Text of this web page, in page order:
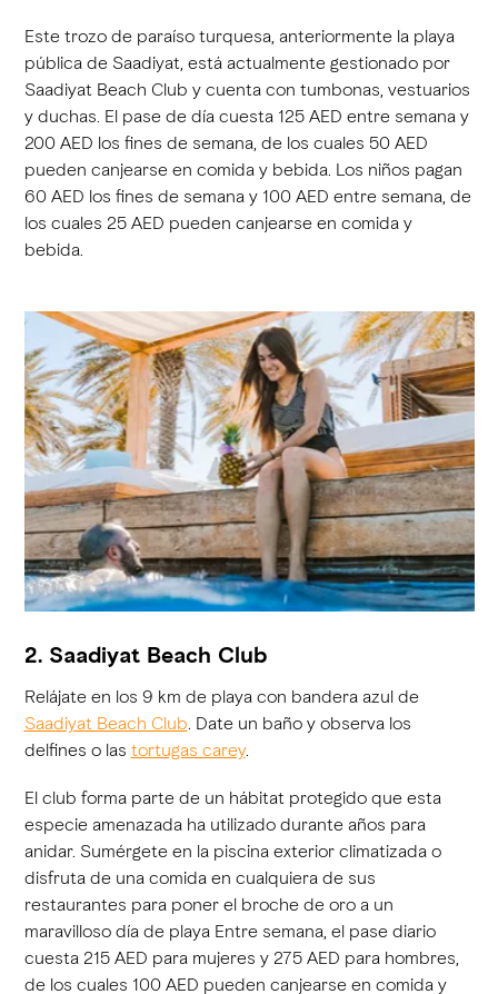
Este trozo de paraíso turquesa, anteriormente la playa
pública de Saadiyat, está actualmente gestionado por
Saadiyat Beach Club y cuenta con tumbonas, vestuarios
y duchas. El pase de día cuesta 125 AED entre semana y
200 AED los fines de semana, de los cuales 50 AED
pueden canjearse en comida y bebida. Los niños pagan
60 AED los fines de semana y 100 AED entre semana, de
los cuales 25 AED pueden canjearse en comida y
bebida.
2. Saadiyat Beach Club
Relájate en los 9 km de playa con bandera azul de
Saadiyat Beach Club. Date un baño y observa los
delfines o las tortugas carey.
El club forma parte de un hábitat protegido que esta
especie amenazada ha utilizado durante años para
anidar. Sumérgete en la piscina exterior climatizada o
disfruta de una comida en cualquiera de sus
restaurantes para poner el broche de oro a un
maravilloso día de playa Entre semana, el pase diario
cuesta 215 AED para mujeres y 275 AED para hombres,
de los cuales 100 AED pueden canjearse en comida y